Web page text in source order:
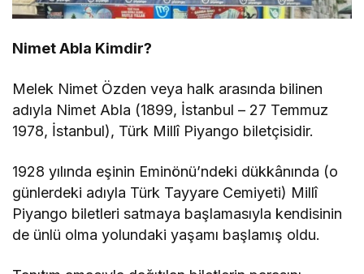
Nimet Abla Kimdir?
Melek Nimet Özden veya halk arasında bilinen
adıyla Nimet Abla (1899, İstanbul – 27 Temmuz
1978, İstanbul), Türk Millî Piyango biletçisidir.
1928 yılında eşinin Eminönü’ndeki dükkânında (o
günlerdeki adıyla Türk Tayyare Cemiyeti) Millî
Piyango biletleri satmaya başlamasıyla kendisinin
de ünlü olma yolundaki yaşamı başlamış oldu.